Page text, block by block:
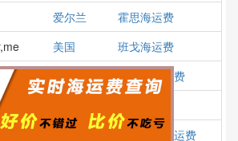
爱尔兰
霍思海运费
美国
班戈海运费
英国
塔伯特海运费
马来西亚 哥打巴鲁海运费